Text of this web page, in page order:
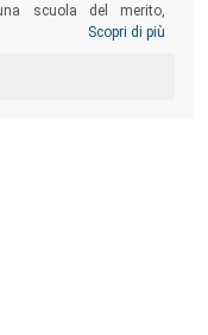
scuola del merito,
principio meritocratico
e argomentare la
all’istruzione.
Scopri di più